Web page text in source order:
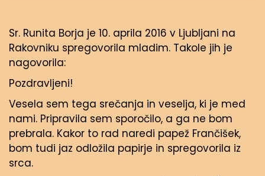
Sr. Runita Borja je 10. aprila 2016 v Ljubljani na
Rakovniku spregovorila mladim. Takole jih je
nagovorila:
Pozdravljeni!
Vesela sem tega srečanja in veselja, ki je med
nami. Pripravila sem sporočilo, a ga ne bom
prebrala. Kakor to rad naredi papež Frančišek,
bom tudi jaz odložila papirje in spregovorila iz
srca.